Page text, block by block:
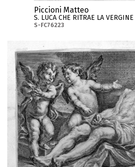
Piccioni Matteo
S. LUCA CHE RITRAE LA VERGINE
S-FC76223